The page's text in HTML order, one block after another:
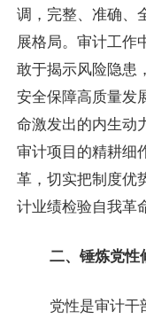
调，完整、准确、
展格局。审计工作
敢于揭示风险隐患
安全保障高质量发
命激发出的内生动
审计项目的精耕细
革，切实把制度优
计业绩检验自我革
二、锤炼党性
党性是审计